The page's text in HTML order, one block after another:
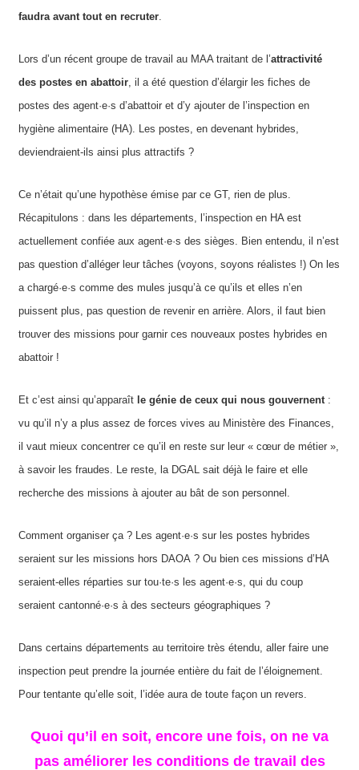
faudra avant tout en recruter.
Lors d’un récent groupe de travail au MAA traitant de l’attractivité
des postes en abattoir, il a été question d’élargir les fiches de
postes des agent·e·s d’abattoir et d’y ajouter de l’inspection en
hygiène alimentaire (HA). Les postes, en devenant hybrides,
deviendraient-ils ainsi plus attractifs ?
Ce n’était qu’une hypothèse émise par ce GT, rien de plus.
Récapitulons : dans les départements, l’inspection en HA est
actuellement confiée aux agent·e·s des sièges. Bien entendu, il n’est
pas question d’alléger leur tâches (voyons, soyons réalistes !) On les
a chargé·e·s comme des mules jusqu’à ce qu’ils et elles n’en
puissent plus, pas question de revenir en arrière. Alors, il faut bien
trouver des missions pour garnir ces nouveaux postes hybrides en
abattoir !
Et c’est ainsi qu’apparaît le génie de ceux qui nous gouvernent:
vu qu’il n’y a plus assez de forces vives au Ministère des Finances,
il vaut mieux concentrer ce qu’il en reste sur leur « cœur de métier »,
à savoir les fraudes. Le reste, la DGAL sait déjà le faire et elle
recherche des missions à ajouter au bât de son personnel.
Comment organiser ça ? Les agent·e·s sur les postes hybrides
seraient sur les missions hors DAOA ? Ou bien ces missions d’HA
seraient-elles réparties sur tou·te·s les agent·e·s, qui du coup
seraient cantonné·e·s à des secteurs géographiques ?
Dans certains départements au territoire très étendu, aller faire une
inspection peut prendre la journée entière du fait de l’éloignement.
Pour tentante qu’elle soit, l’idée aura de toute façon un revers.
Quoi qu’il en soit, encore une fois, on ne va
pas améliorer les conditions de travail des